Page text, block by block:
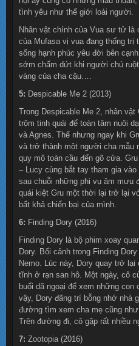
tình yêu như thế giới loài người.
Nhân vật chính của Vua sư tử
của Mufasa vị vua đang thống trị
sống hạnh phúc yêu đời bên
sớm chấm dứt khi người chú
vàng của cha cậu….
5: Despicable Me 2 (2013)
Trong Despicable Me 2, nhân
trộm tinh quái để toàn tâm nuôi
và Agnes. Thế nhưng ngay khi
và trở thành một người cha
quy mô toàn cầu đến gõ cửa.
– Lucy cùng bắt tay tham gia
sau chuỗi những phi vụ âm mưu
quái kiệt Gru một thời lại trở lại
bất khả chiến bại của mình.
6: Finding Dory (2016)
Finding Dory là bộ phim xoay
Dory. Bối cảnh trong Finding
Nemo. Lúc này, Dory quay trở
tĩnh ở rạn san hô. Một ngày, cô
buổi dã ngoại để xem những
vậy, Dory đãng trí bỗng nhớ nhà
đường tìm xem cha mẹ cũng
Trên đường đi, cô gặp rất nhiều
7: Zootopia (2016)